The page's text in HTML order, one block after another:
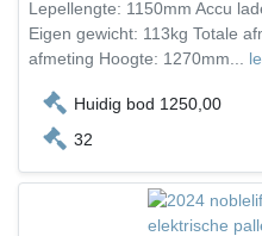
Lepellengte: 1150mm Accu
Eigen gewicht: 113kg Totale
afmeting Hoogte: 1270mm...
Huidig bod 1250,00
32